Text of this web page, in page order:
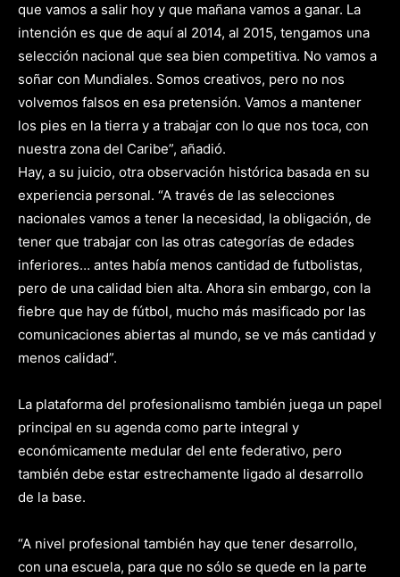
que vamos a salir hoy y que mañana vamos a ganar. La
intención es que de aquí al 2014, al 2015, tengamos una
selección nacional que sea bien competitiva. No vamos a
soñar con Mundiales. Somos creativos, pero no nos
volvemos falsos en esa pretensión. Vamos a mantener
los pies en la tierra y a trabajar con lo que nos toca, con
nuestra zona del Caribe”, añadió.
Hay, a su juicio, otra observación histórica basada en su
experiencia personal. “A través de las selecciones
nacionales vamos a tener la necesidad, la obligación, de
tener que trabajar con las otras categorías de edades
inferiores… antes había menos cantidad de futbolistas,
pero de una calidad bien alta. Ahora sin embargo, con la
fiebre que hay de fútbol, mucho más masificado por las
comunicaciones abiertas al mundo, se ve más cantidad y
menos calidad”.
La plataforma del profesionalismo también juega un papel
principal en su agenda como parte integral y
económicamente medular del ente federativo, pero
también debe estar estrechamente ligado al desarrollo
de la base.
“A nivel profesional también hay que tener desarrollo,
con una escuela, para que no sólo se quede en la parte